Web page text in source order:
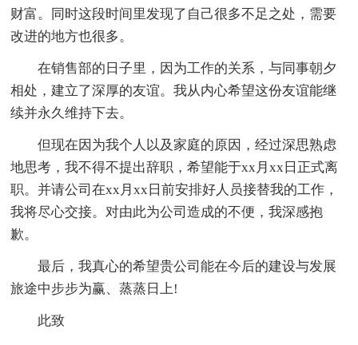
财富。同时这段时间里发现了自己很多不足之处，需要
改进的地方也很多。
在销售部的日子里，因为工作的关系，与同事朝夕
相处，建立了深厚的友谊。我从内心希望这份友谊能继
续并永久维持下去。
但现在因为我个人以及家庭的原因，经过深思熟虑
地思考，我不得不提出辞职，希望能于xx月xx日正式离
职。并请公司在xx月xx日前安排好人员接替我的工作，
我将尽心交接。对由此为公司造成的不便，我深感抱
歉。
最后，我真心的希望贵公司能在今后的建设与发展
旅途中步步为赢、蒸蒸日上!
此致